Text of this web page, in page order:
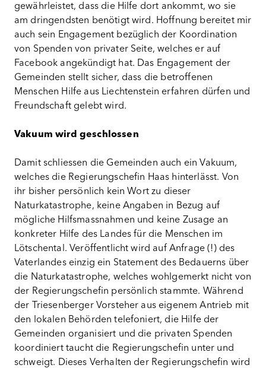
gewährleistet, dass die Hilfe dort ankommt, wo sie
am dringendsten benötigt wird. Hoffnung bereitet mir
auch sein Engagement bezüglich der Koordination
von Spenden von privater Seite, welches er auf
Facebook angekündigt hat. Das Engagement der
Gemeinden stellt sicher, dass die betroffenen
Menschen Hilfe aus Liechtenstein erfahren dürfen und
Freundschaft gelebt wird.
Vakuum wird geschlossen
Damit schliessen die Gemeinden auch ein Vakuum,
welches die Regierungschefin Haas hinterlässt. Von
ihr bisher persönlich kein Wort zu dieser
Naturkatastrophe, keine Angaben in Bezug auf
mögliche Hilfsmassnahmen und keine Zusage an
konkreter Hilfe des Landes für die Menschen im
Lötschental. Veröffentlicht wird auf Anfrage (!) des
Vaterlandes einzig ein Statement des Bedauerns über
die Naturkatastrophe, welches wohlgemerkt nicht von
der Regierungschefin persönlich stammte. Während
der Triesenberger Vorsteher aus eigenem Antrieb mit
den lokalen Behörden telefoniert, die Hilfe der
Gemeinden organisiert und die privaten Spenden
koordiniert taucht die Regierungschefin unter und
schweigt. Dieses Verhalten der Regierungschefin wird